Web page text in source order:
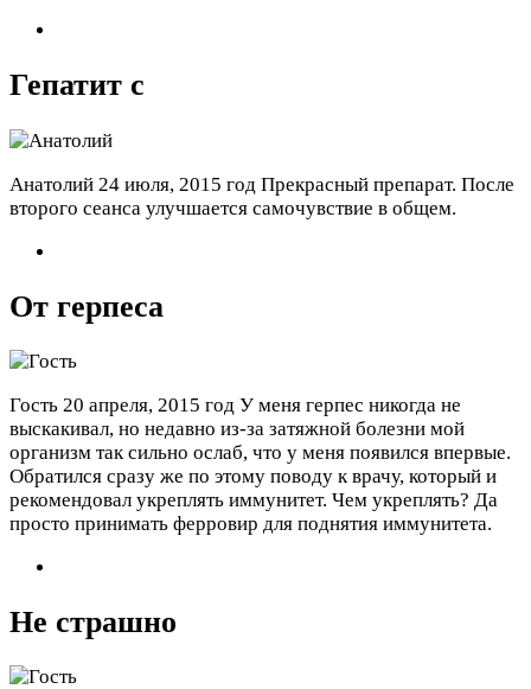
Гепатит с
Анатолий 24 июля, 2015 год Прекрасный препарат. После
второго сеанса улучшается самочувствие в общем.
От герпеса
Гость 20 апреля, 2015 год У меня герпес никогда не
выскакивал, но недавно из-за затяжной болезни мой
организм так сильно ослаб, что у меня появился впервые.
Обратился сразу же по этому поводу к врачу, который и
рекомендовал укреплять иммунитет. Чем укреплять? Да
просто принимать ферровир для поднятия иммунитета.
Не страшно